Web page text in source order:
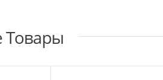
Товары